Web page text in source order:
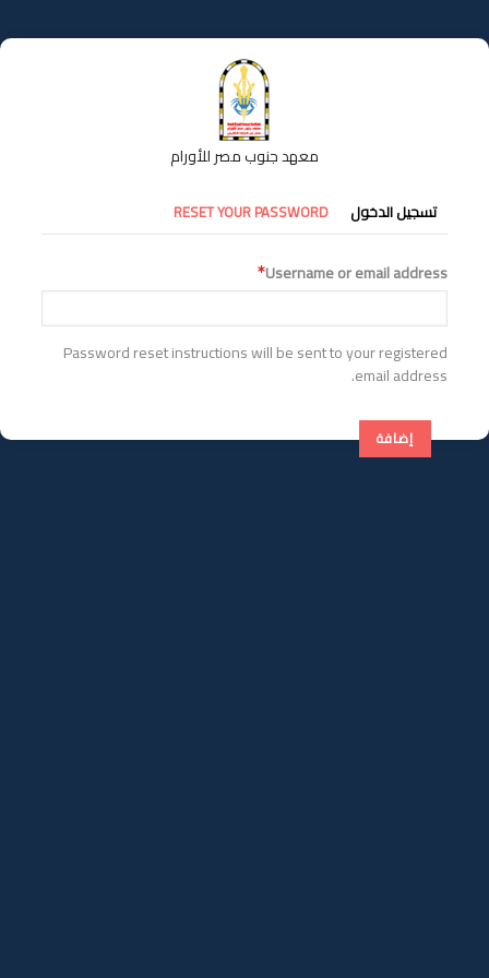
إلى
المحتوى
معهد جنوب مصر للأورام
التبويبات
الأساسية
تسجيل الدخول RESET YOUR PASSWORD
Username or email address
Password reset instructions will be sent to your registered
email address.